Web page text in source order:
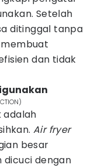
Setelah
ditinggal tanpa
dan tidak
adalah
Air fryer
besar
dicuci dengan